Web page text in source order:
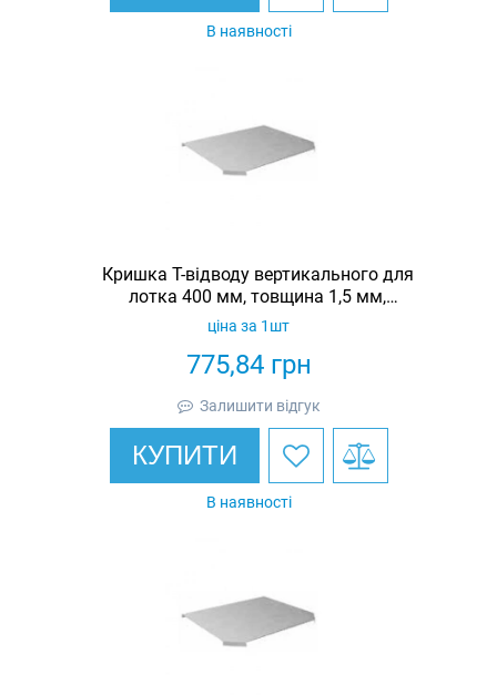
В наявності
Кришка Т-відводу вертикального для
лотка 400 мм, товщина 1,5 мм,
гарячеоцинкована, Eurotray
775,84грн
ціна за 1шт
Залишити відгук
КУПИТИ
В наявності